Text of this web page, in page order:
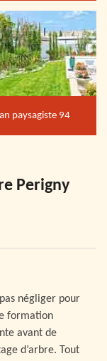
paysagiste 94
Perigny
négliger pour
formation
avant de
d’arbre. Tout